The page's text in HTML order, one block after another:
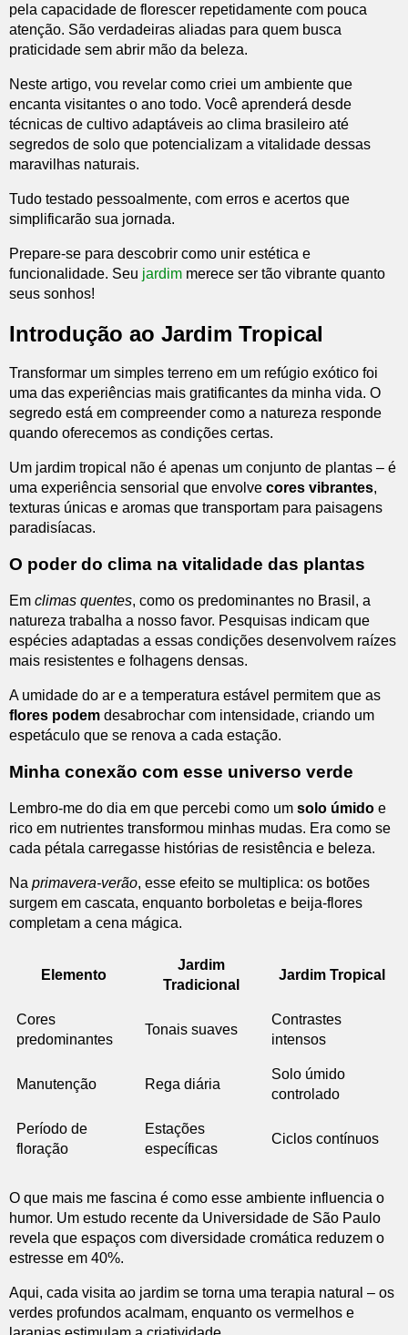
pela capacidade de florescer repetidamente com pouca
atenção. São verdadeiras aliadas para quem busca
praticidade sem abrir mão da beleza.
Neste artigo, vou revelar como criei um ambiente que
encanta visitantes o ano todo. Você aprenderá desde
técnicas de cultivo adaptáveis ao clima brasileiro até
segredos de solo que potencializam a vitalidade dessas
maravilhas naturais.
Tudo testado pessoalmente, com erros e acertos que
simplificarão sua jornada.
Prepare-se para descobrir como unir estética e
funcionalidade. Seu jardim merece ser tão vibrante quanto
seus sonhos!
Introdução ao Jardim Tropical
Transformar um simples terreno em um refúgio exótico foi
uma das experiências mais gratificantes da minha vida. O
segredo está em compreender como a natureza responde
quando oferecemos as condições certas.
Um jardim tropical não é apenas um conjunto de plantas – é
uma experiência sensorial que envolve cores vibrantes,
texturas únicas e aromas que transportam para paisagens
paradisíacas.
O poder do clima na vitalidade das plantas
Em climas quentes, como os predominantes no Brasil, a
natureza trabalha a nosso favor. Pesquisas indicam que
espécies adaptadas a essas condições desenvolvem raízes
mais resistentes e folhagens densas.
A umidade do ar e a temperatura estável permitem que as
flores podem desabrochar com intensidade, criando um
espetáculo que se renova a cada estação.
Minha conexão com esse universo verde
Lembro-me do dia em que percebi como um solo úmido e
rico em nutrientes transformou minhas mudas. Era como se
cada pétala carregasse histórias de resistência e beleza.
Na primavera-verão, esse efeito se multiplica: os botões
surgem em cascata, enquanto borboletas e beija-flores
completam a cena mágica.
Elemento
Jardim
Tradicional
Jardim Tropical
Cores
predominantes
Tonais suaves
Contrastes
intensos
Manutenção Rega diária
Solo úmido
controlado
Período de
floração
Estações
específicas
Ciclos contínuos
O que mais me fascina é como esse ambiente influencia o
humor. Um estudo recente da Universidade de São Paulo
revela que espaços com diversidade cromática reduzem o
estresse em 40%.
Aqui, cada visita ao jardim se torna uma terapia natural – os
verdes profundos acalmam, enquanto os vermelhos e